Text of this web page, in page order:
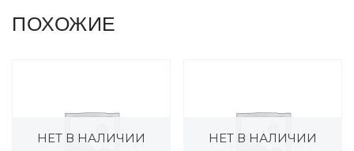
ПОХОЖИЕ
НЕТ В НАЛИЧИИ НЕТ В НАЛИЧИИ